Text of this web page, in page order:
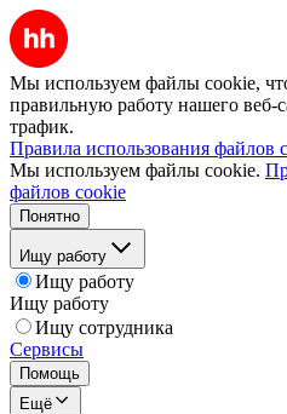
Мы используем файлы cookie,
правильную работу нашего веб-
трафик.
Правила использования файлов
Мы используем файлы cookie.
файлов cookie
Понятно
Ищу работу
Ищу работу
Ищу работу
Ищу сотрудника
Сервисы
Помощь
Ещё